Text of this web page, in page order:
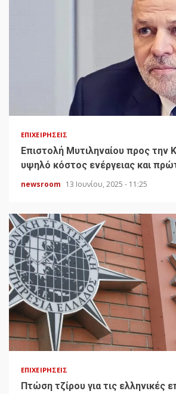
ΕΠΙΧΕΙΡΉΣΕΙΣ
Επιστολή Μυτιληναίου προς την
υψηλό κόστος ενέργειας και
newsroom 13 Ιουνίου, 2025 - 11:25
ΕΠΙΧΕΙΡΉΣΕΙΣ
Πτώση τζίρου για τις ελληνικές